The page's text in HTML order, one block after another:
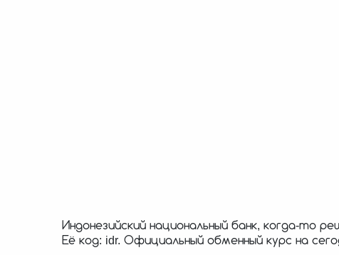
Индонезийский национальный банк, когда-то
Её код: idr. Официальный обменный курс на